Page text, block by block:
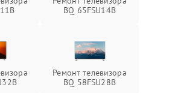
BQ 65FSU14B
Ремонт телевизора
BQ 58FSU28B